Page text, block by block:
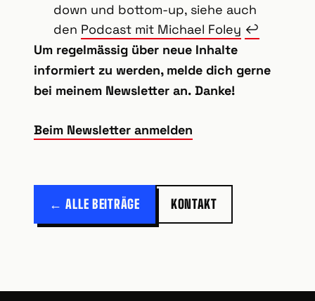
down und bottom-up, siehe auch
den Podcast mit Michael Foley ↩
Um regelmässig über neue Inhalte
informiert zu werden, melde dich gerne
bei meinem Newsletter an. Danke!
Beim Newsletter anmelden
← ALLE BEITRÄGE KONTAKT